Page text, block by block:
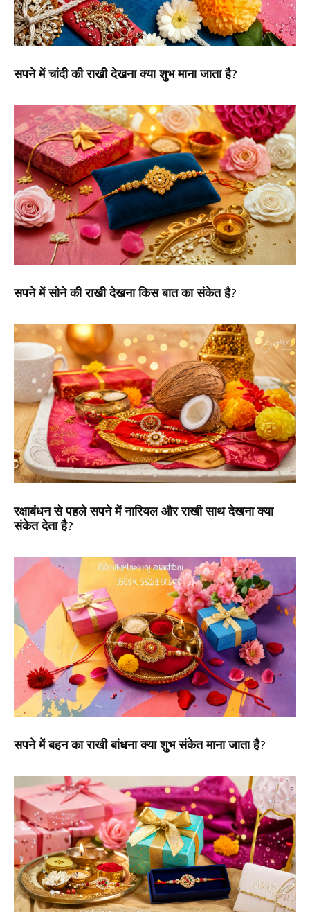
सपने में चांदी की राखी देखना क्या शुभ माना जाता है?
सपने में सोने की राखी देखना किस बात का संकेत है?
रक्षाबंधन से पहले सपने में नारियल और राखी साथ देखना क्या
संकेत देता है?
सपने में बहन का राखी बांधना क्या शुभ संकेत माना जाता है?